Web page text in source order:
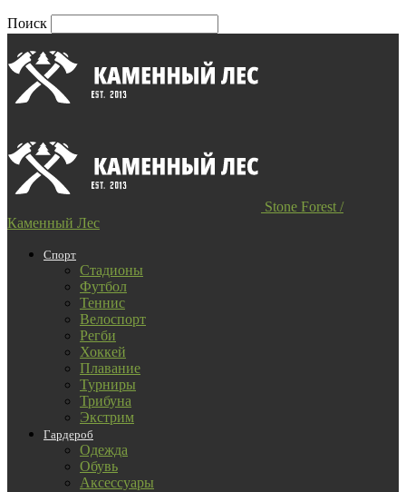
Поиск
Stone Forest /
Каменный Лес
Спорт
Стадионы
Футбол
Теннис
Велоспорт
Регби
Хоккей
Плавание
Турниры
Трибуна
Экстрим
Гардероб
Одежда
Обувь
Аксессуары